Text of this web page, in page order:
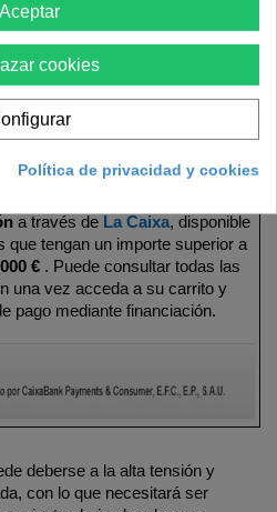
Más
a través de La Caixa, disponible
que tengan un importe superior a
€. Puede consultar todas las
una vez acceda a su carrito y
pago mediante financiación.
deberse a la alta tensión y
con lo que necesitará ser
Aceptar
cookies
Política de privacidad y cookies